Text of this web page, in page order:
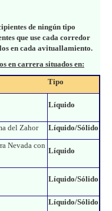
de ningún tipo
que use cada corredor
en cada avituallamiento.
en carrera situados en:
Tipo
Líquido
del Zahor
Líquido/Sólido
Nevada con
Líquido
Líquido/Sólido
Líquido/Sólido